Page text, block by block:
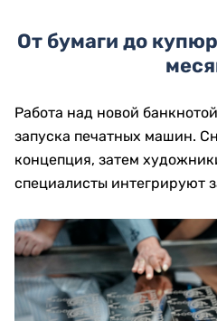
От бумаги до
Работа над новой
запуска печатных машин.
концепция, затем
специалисты интегрируют